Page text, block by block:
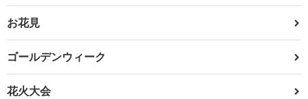
お花見
ゴールデンウィーク
花火大会